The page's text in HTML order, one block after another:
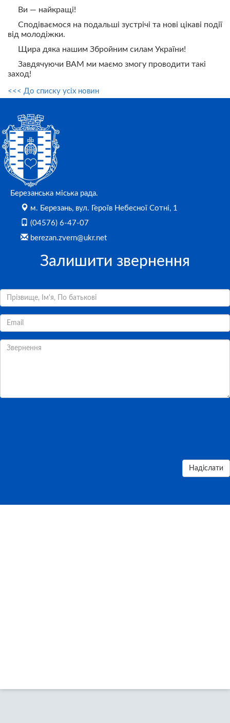
Ви — найкращі!
Сподіваємося на подальші зустрічі та нові цікаві події
від молодіжки.
Щира дяка нашим Збройним силам України!
Завдячуючи ВАМ ми маємо змогу проводити такі
заход!
<<< До списку усіх новин
Березанська міська рада.
м. Березань, вул. Героїв Небесної Сотні, 1
(04576) 6-47-07
berezan.zvern@ukr.net
Залишити звернення
Надіслати